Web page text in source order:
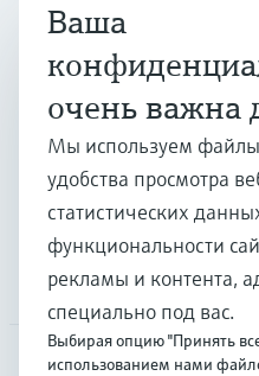
Продукты и услуги
Отрасли
Поддержка
Компания
Ваша
очень важна
Мы используем
удобства просмотра
статистических
функциональности
рекламы и контента,
специально под вас.
Выбирая опцию "Принять
использованием нами